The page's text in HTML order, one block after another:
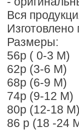
Вся
Размеры:
56р ( 0-3 М)
62р (3-6 М)
68р (6-9 М)
74р (9-12 М)
80р (12-18 М)
86 р (18 -24